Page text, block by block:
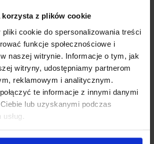
korzysta z plików cookie
cookie do spersonalizowania treści
funkcje społecznościowe i
naszej witrynie. Informacje o tym, jak
witryny, udostępniamy partnerom
reklamowym i analitycznym.
te informacje z innymi danymi
lub uzyskanymi podczas
worden vanaf
verzonden.
"PRE-SALE" is niet
met andere kortingen en
zijn geldig vanaf 18 maart